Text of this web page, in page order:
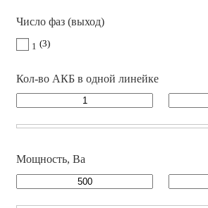
Число фаз (выход)
1 3
Кол-во АКБ в одной линейке
Мощность, Ва